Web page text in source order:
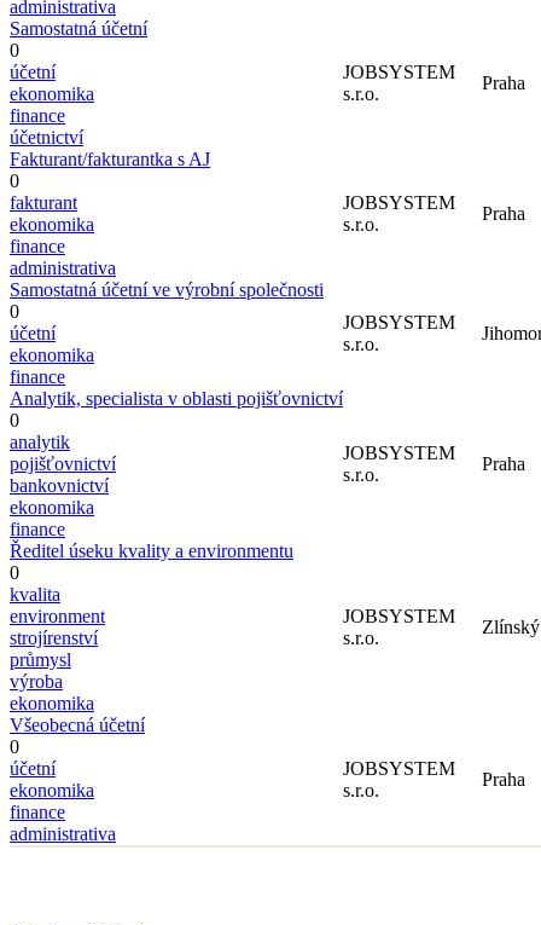
administrativa
Samostatná účetní
0
účetní
ekonomika
finance
účetnictví
JOBSYSTEM
s.r.o.
Praha
Fakturant/fakturantka s AJ
0
fakturant
ekonomika
finance
administrativa
JOBSYSTEM
s.r.o.
Praha
Samostatná účetní ve výrobní společnosti
0
účetní
ekonomika
finance
JOBSYSTEM
s.r.o.
Analytik, specialista v oblasti pojišťovnictví
0
analytik
pojišťovnictví
bankovnictví
ekonomika
finance
JOBSYSTEM
s.r.o.
Praha
Ředitel úseku kvality a environmentu
0
kvalita
environment
strojírenství
průmysl
výroba
ekonomika
JOBSYSTEM
s.r.o.
Všeobecná účetní
0
účetní
ekonomika
finance
administrativa
JOBSYSTEM
s.r.o.
Praha